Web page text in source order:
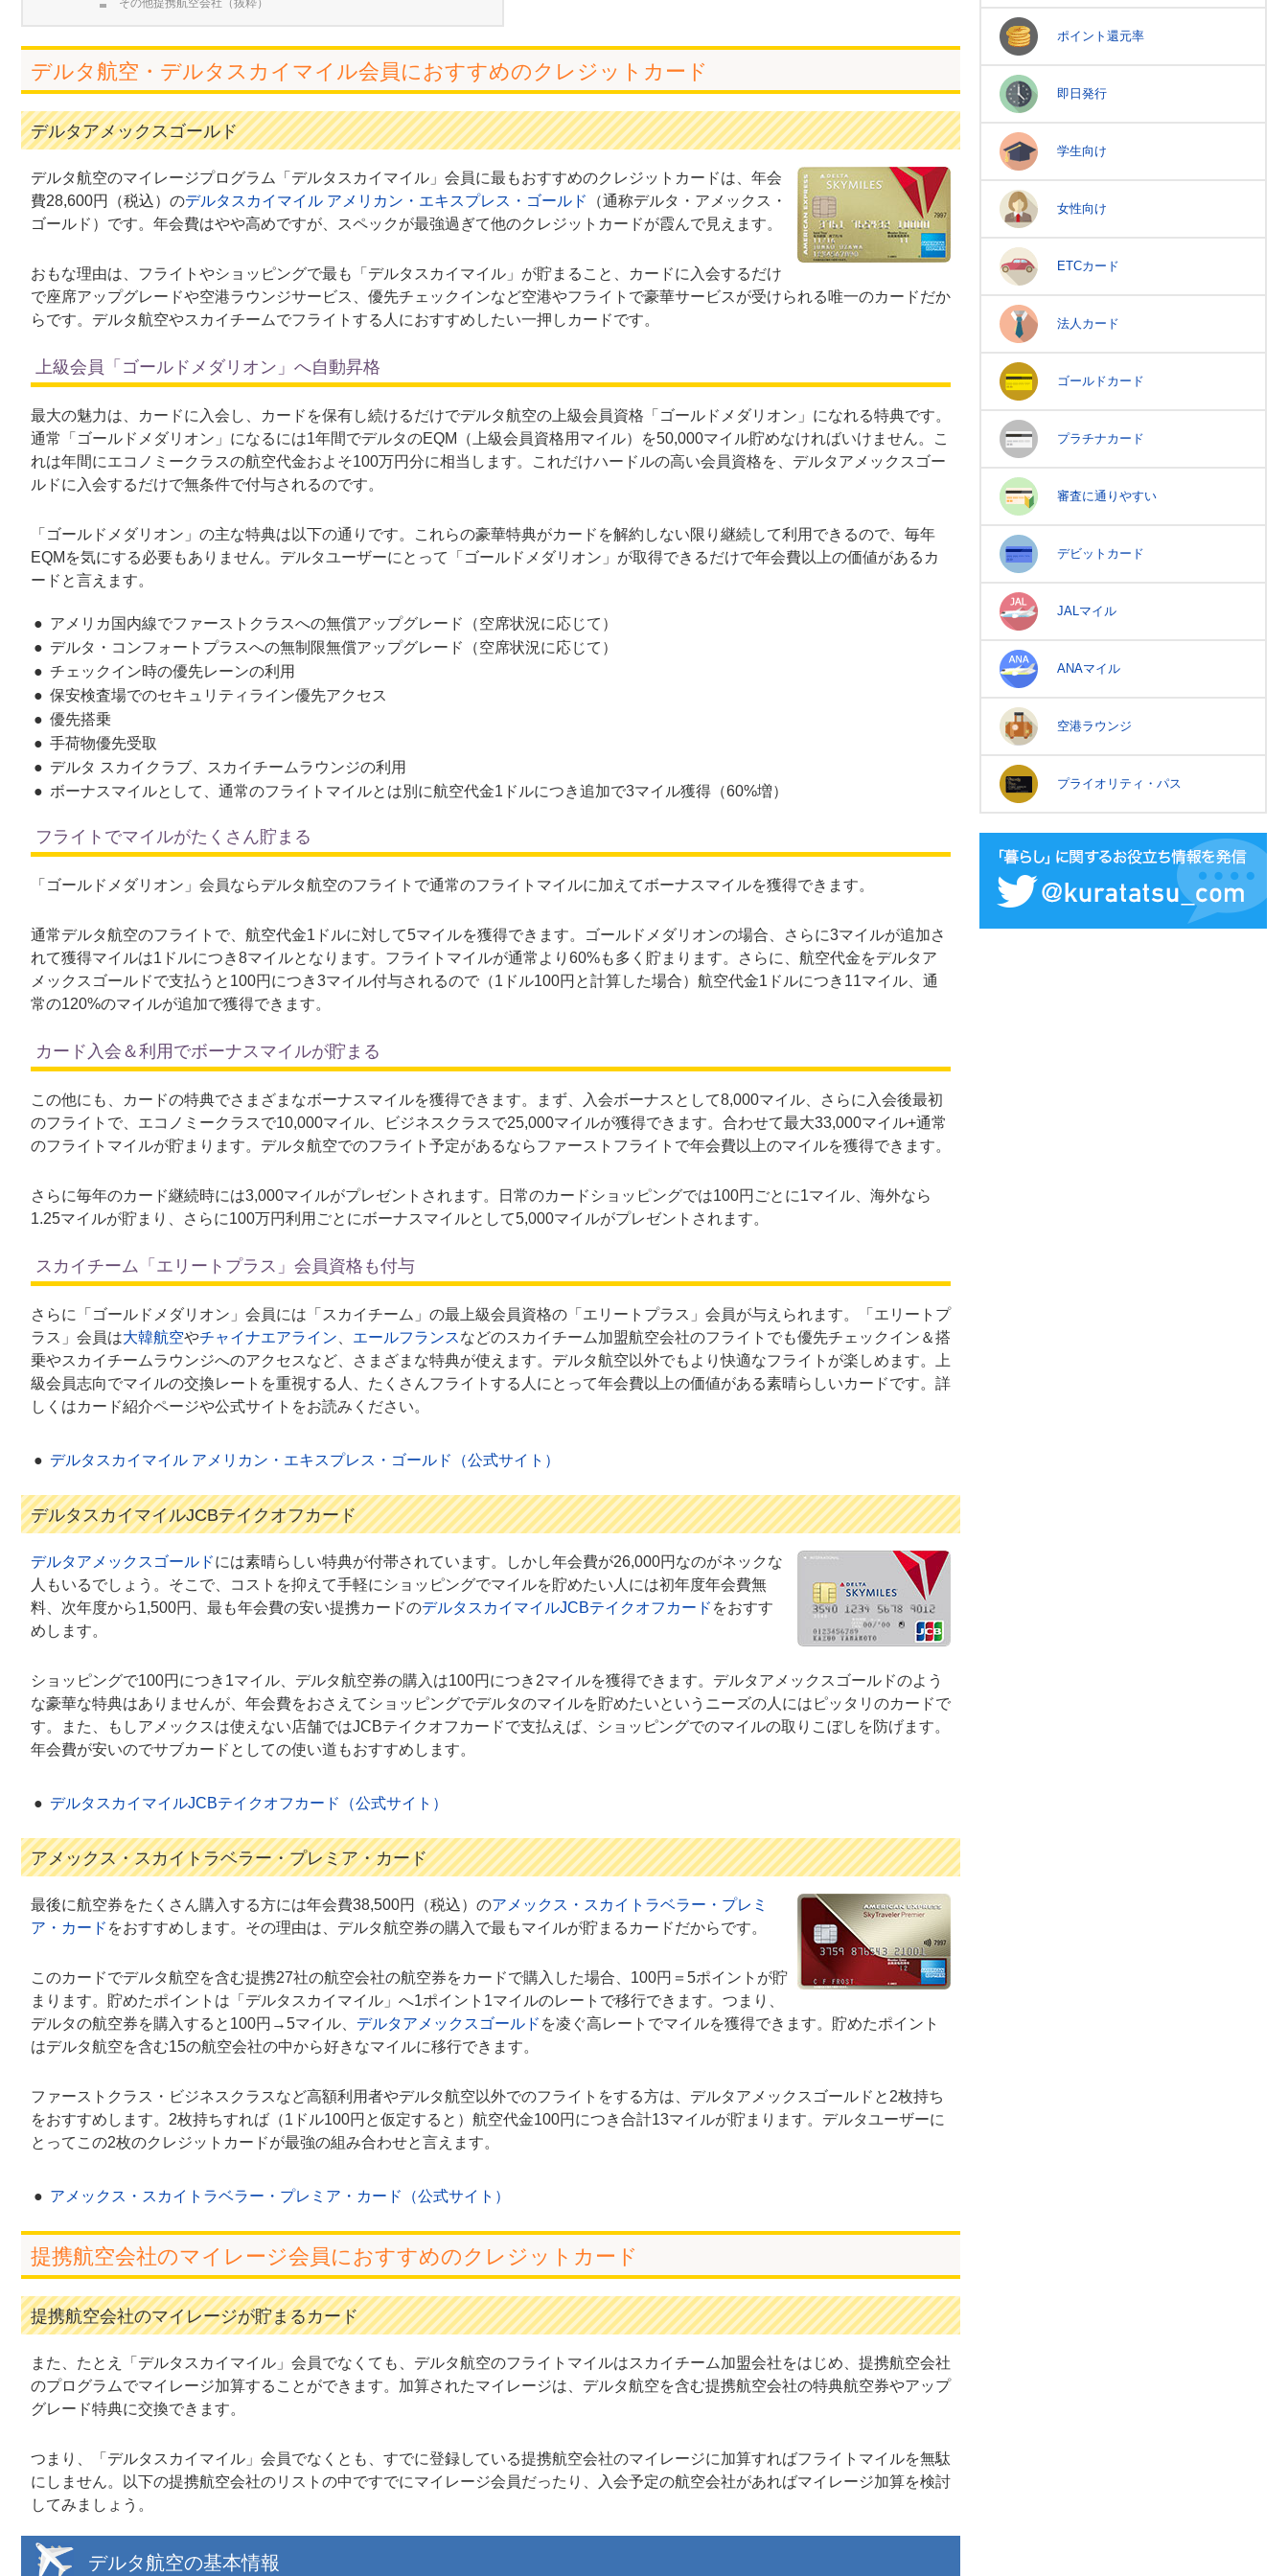
その他提携航空会社（抜粋）
デルタ航空・デルタスカイマイル会員におすすめのクレジットカード
デルタアメックスゴールド
デルタ航空のマイレージプログラム「デルタスカイマイル」会員に最もおすすめのクレジットカードは、年会
費28,600円（税込）のデルタスカイマイル アメリカン・エキスプレス・ゴールド
（通称デルタ・アメックス・
ゴールド）です。年会費はやや高めですが、スペックが最強過ぎて他のクレジットカードが霞んで見えます。
おもな理由は、フライトやショッピングで最も「デルタスカイマイル」が貯まること、カードに入会するだけ
で座席アップグレードや空港ラウンジサービス、優先チェックインなど空港やフライトで豪華サービスが受けられる唯一のカードだか
らです。デルタ航空やスカイチームでフライトする人におすすめしたい一押しカードです。
上級会員「ゴールドメダリオン」へ自動昇格
最大の魅力は、カードに入会し、カードを保有し続けるだけでデルタ航空の上級会員資格「ゴールドメダリオン」になれる特典です。
通常「ゴールドメダリオン」になるには1年間でデルタのEQM（上級会員資格用マイル）を50,000マイル貯めなければいけません。こ
れは年間にエコノミークラスの航空代金およそ100万円分に相当します。これだけハードルの高い会員資格を、デルタアメックスゴー
ルドに入会するだけで無条件で付与されるのです。
「ゴールドメダリオン」の主な特典は以下の通りです。これらの豪華特典がカードを解約しない限り継続して利用できるので、毎年
EQMを気にする必要もありません。デルタユーザーにとって「ゴールドメダリオン」が取得できるだけで年会費以上の価値があるカ
ードと言えます。
アメリカ国内線でファーストクラスへの無償アップグレード（空席状況に応じて）
デルタ・コンフォートプラスへの無制限無償アップグレード（空席状況に応じて）
チェックイン時の優先レーンの利用
保安検査場でのセキュリティライン優先アクセス
優先搭乗
手荷物優先受取
デルタ スカイクラブ、スカイチームラウンジの利用
ボーナスマイルとして、通常のフライトマイルとは別に航空代金1ドルにつき追加で3マイル獲得（60%増）
フライトでマイルがたくさん貯まる
「ゴールドメダリオン」会員ならデルタ航空のフライトで通常のフライトマイルに加えてボーナスマイルを獲得できます。
通常デルタ航空のフライトで、航空代金1ドルに対して5マイルを獲得できます。ゴールドメダリオンの場合、さらに3マイルが追加さ
れて獲得マイルは1ドルにつき8マイルとなります。フライトマイルが通常より60%も多く貯まります。さらに、航空代金をデルタア
メックスゴールドで支払うと100円につき3マイル付与されるので（1ドル100円と計算した場合）航空代金1ドルにつき11マイル、通
常の120%のマイルが追加で獲得できます。
カード入会＆利用でボーナスマイルが貯まる
この他にも、カードの特典でさまざまなボーナスマイルを獲得できます。まず、入会ボーナスとして8,000マイル、さらに入会後最初
のフライトで、エコノミークラスで10,000マイル、ビジネスクラスで25,000マイルが獲得できます。合わせて最大33,000マイル+通常
のフライトマイルが貯まります。デルタ航空でのフライト予定があるならファーストフライトで年会費以上のマイルを獲得できます。
さらに毎年のカード継続時には3,000マイルがプレゼントされます。日常のカードショッピングでは100円ごとに1マイル、海外なら
1.25マイルが貯まり、さらに100万円利用ごとにボーナスマイルとして5,000マイルがプレゼントされます。
スカイチーム「エリートプラス」会員資格も付与
さらに「ゴールドメダリオン」会員には「スカイチーム」の最上級会員資格の「エリートプラス」会員が与えられます。「エリートプ
ラス」会員は大韓航空やチャイナエアライン エールフランスなどのスカイチーム加盟航空会社のフライトでも優先チェックイン＆搭
乗やスカイチームラウンジへのアクセスなど、さまざまな特典が使えます。デルタ航空以外でもより快適なフライトが楽しめます。上
級会員志向でマイルの交換レートを重視する人、たくさんフライトする人にとって年会費以上の価値がある素晴らしいカードです。詳
しくはカード紹介ページや公式サイトをお読みください。
デルタスカイマイル アメリカン・エキスプレス・ゴールド（公式サイト）
デルタスカイマイルJCBテイクオフカード
デルタアメックスゴールドには素晴らしい特典が付帯されています。しかし年会費が26,000円なのがネックな
人もいるでしょう。そこで、コストを抑えて手軽にショッピングでマイルを貯めたい人には初年度年会費無
料、次年度から1,500円、最も年会費の安い提携カードのデルタスカイマイルJCBテイクオフカード をおすす
めします。
ショッピングで100円につき1マイル、デルタ航空券の購入は100円につき2マイルを獲得できます。デルタアメックスゴールドのよう
な豪華な特典はありませんが、年会費をおさえてショッピングでデルタのマイルを貯めたいというニーズの人にはピッタリのカードで
す。また、もしアメックスは使えない店舗ではJCBテイクオフカードで支払えば、ショッピングでのマイルの取りこぼしを防げます。
年会費が安いのでサブカードとしての使い道もおすすめします。
デルタスカイマイルJCBテイクオフカード（公式サイト）
アメックス・スカイトラベラー・プレミア・カード
最後に航空券をたくさん購入する方には年会費38,500円（税込）のアメックス・スカイトラベラー・プレミ
ア・カード をおすすめします。その理由は、デルタ航空券の購入で最もマイルが貯まるカードだからです。
このカードでデルタ航空を含む提携27社の航空会社の航空券をカードで購入した場合、100円＝5ポイントが貯
まります。貯めたポイントは「デルタスカイマイル」へ1ポイント1マイルのレートで移行できます。つまり、
デルタの航空券を購入すると100円→5マイル、 デルタアメックスゴールド を凌ぐ高レートでマイルを獲得できます。貯めたポイント
はデルタ航空を含む15の航空会社の中から好きなマイルに移行できます。
ファーストクラス・ビジネスクラスなど高額利用者やデルタ航空以外でのフライトをする方は、デルタアメックスゴールドと2枚持ち
をおすすめします。2枚持ちすれば（1ドル100円と仮定すると）航空代金100円につき合計13マイルが貯まります。デルタユーザーに
とってこの2枚のクレジットカードが最強の組み合わせと言えます。
アメックス・スカイトラベラー・プレミア・カード（公式サイト）
提携航空会社のマイレージ会員におすすめのクレジットカード
提携航空会社のマイレージが貯まるカード
また、たとえ「デルタスカイマイル」会員でなくても、デルタ航空のフライトマイルはスカイチーム加盟会社をはじめ、提携航空会社
のプログラムでマイレージ加算することができます。加算されたマイレージは、デルタ航空を含む提携航空会社の特典航空券やアップ
グレード特典に交換できます。
つまり、「デルタスカイマイル」会員でなくとも、すでに登録している提携航空会社のマイレージに加算すればフライトマイルを無駄
にしません。以下の提携航空会社のリストの中ですでにマイレージ会員だったり、入会予定の航空会社があればマイレージ加算を検討
してみましょう。
デルタ航空の基本情報
ポイント還元率
即日発行
学生向け
女性向け
ETCカード
法人カード
ゴールドカード
プラチナカード
審査に通りやすい
デビットカード
JALマイル
ANAマイル
空港ラウンジ
プライオリティ・パス